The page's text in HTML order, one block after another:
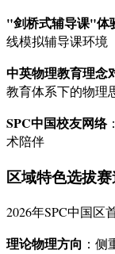
"剑桥式辅导课"体
线模拟辅导课环境
中英物理教育理念
教育体系下的物理
SPC中国校友网络
术陪伴
区域特色选拔
2026年SPC中国区
理论物理方向 ：